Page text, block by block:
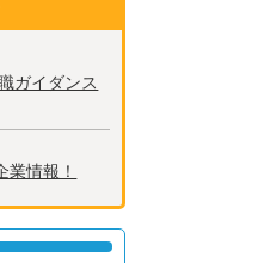
ガイダンス
業情報！